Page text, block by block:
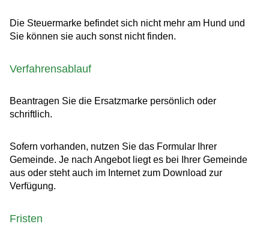
Die Steuermarke befindet sich nicht mehr am Hund und
Sie können sie auch sonst nicht finden.
Verfahrensablauf
Beantragen Sie die Ersatzmarke persönlich oder
schriftlich.
Sofern vorhanden, nutzen Sie das Formular Ihrer
Gemeinde. Je nach Angebot liegt es bei Ihrer Gemeinde
aus oder steht auch im Internet zum Download zur
Verfügung.
Fristen